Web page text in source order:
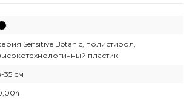
Sensitive Botanic, полистирол,
пластик
35 см